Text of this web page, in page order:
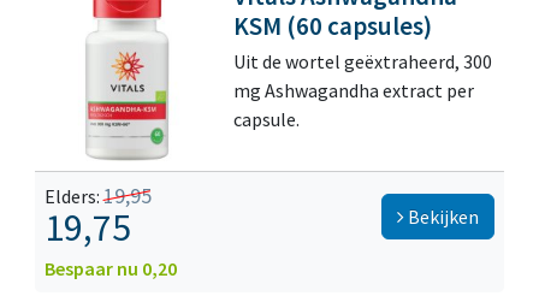
KSM (60 capsules)
Uit de wortel geëxtraheerd, 300
mg Ashwagandha extract per
capsule.
Elders:19,95
19,75
Bespaar nu 0,20
Bekijken